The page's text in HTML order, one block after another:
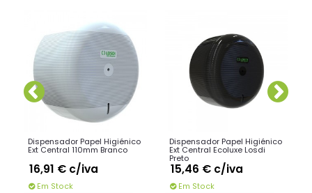
Dispensador Papel Higiénico
Ext Central 110mm Branco
16,91 € c/iva
Em Stock
Dispensador Papel Higiénico
Ext Central Ecoluxe Losdi
Preto
15,46 € c/iva
Em Stock